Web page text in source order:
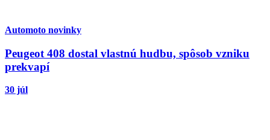
Automoto novinky
Peugeot 408 dostal vlastnú hudbu, spôsob vzniku
prekvapí
30 júl